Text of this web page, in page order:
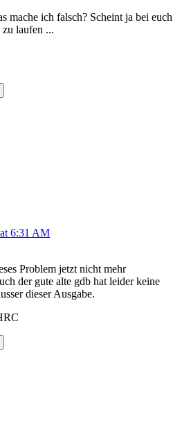
mache ich falsch? Scheint ja bei euch
laufen ...
6:31 AM
Problem jetzt nicht mehr
der gute alte gdb hat leider keine
dieser Ausgabe.